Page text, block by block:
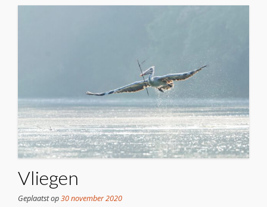
Vliegen
Geplaatst op30 november 2020